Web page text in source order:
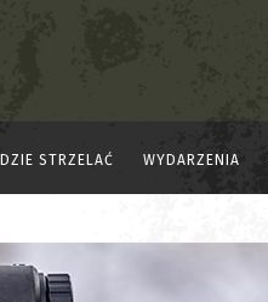
STRZELAĆ WYDARZENIA